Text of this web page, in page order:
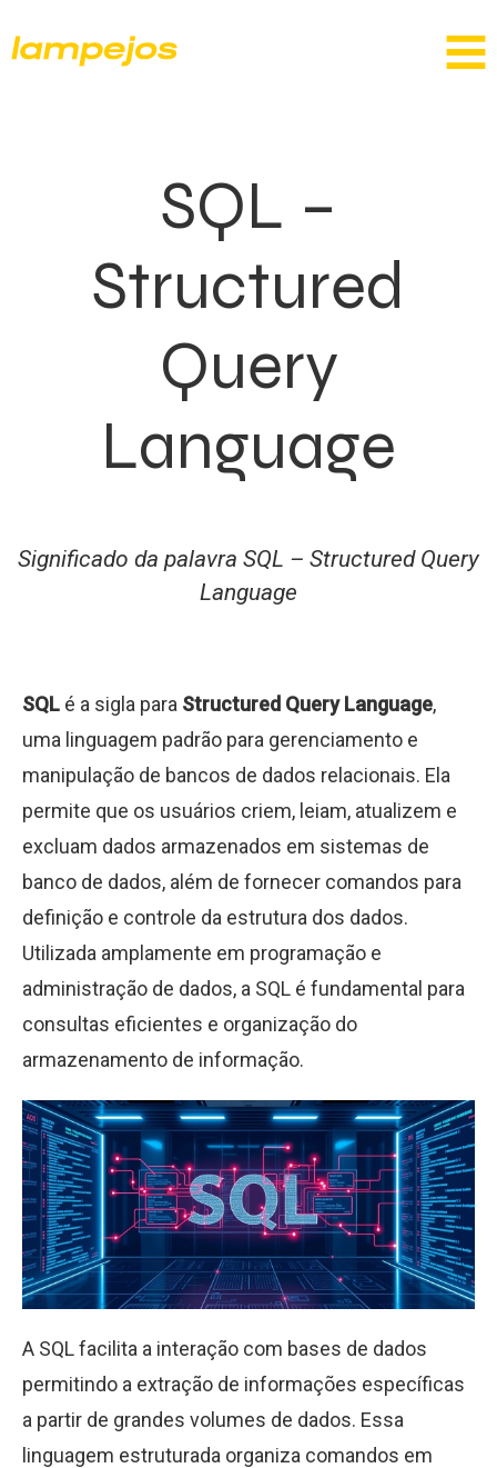
SQL –
Structured
Query
Language
Significado da palavra SQL – Structured Query
Language
SQL é a sigla para Structured Query Language,
uma linguagem padrão para gerenciamento e
manipulação de bancos de dados relacionais. Ela
permite que os usuários criem, leiam, atualizem e
excluam dados armazenados em sistemas de
banco de dados, além de fornecer comandos para
definição e controle da estrutura dos dados.
Utilizada amplamente em programação e
administração de dados, a SQL é fundamental para
consultas eficientes e organização do
armazenamento de informação.
A SQL facilita a interação com bases de dados
permitindo a extração de informações específicas
a partir de grandes volumes de dados. Essa
linguagem estruturada organiza comandos em